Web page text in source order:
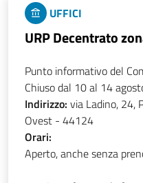
UFFICI
URP Decentrato
Punto informativo del
Chiuso dal 10 al 14
Indirizzo: via Ladino, 24,
Ovest - 44124
Orari:
Aperto, anche senza